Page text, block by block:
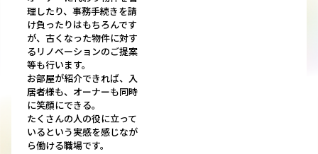
理したり、事務手続きを請
け負ったりはもちろんです
が、古くなった物件に対す
るリノベーションのご提案
等も行います。
お部屋が紹介できれば、入
居者様も、オーナーも同時
に笑顔にできる。
たくさんの人の役に立って
いるという実感を感じなが
ら働ける職場です。